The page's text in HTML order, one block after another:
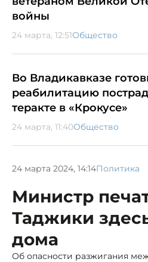
войны
24 марта, 12:51Общество
Во Владикавказе
реабилитацию
теракте в «Крокусе»
24 марта, 11:40Общество
24 марта 2024, 14:14Политика
Министр
Таджики
дома
Об опасности разжигания